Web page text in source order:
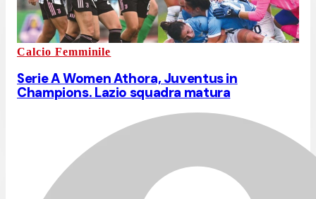
Calcio Femminile
Serie A Women Athora, Juventus in
Champions. Lazio squadra matura